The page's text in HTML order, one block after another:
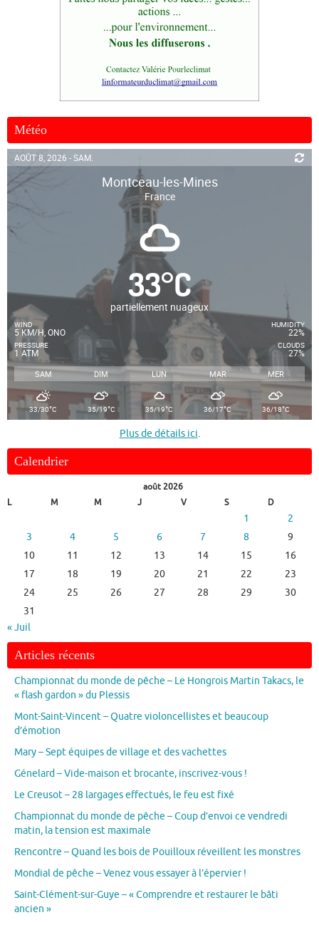
Météo
AOÛT 8, 2026 - SAM.
Montceau-les-Mines
France
33°C
partiellement nuageux
WIND
5 KM/H, ONO
PRESSURE
1 ATM
HUMIDITY
22%
CLOUDS
27%
SAM DIM LUN MAR MER
33/30°C 35/19°C 35/19°C 36/17°C 36/18°C
Plus de détails ici.
Calendrier
août 2026
L
M M J V S D
1
2
3
4 5 6 7 8
9
10
11 12 13 14 15
16
17
18 19 20 21 22
23
24
25 26 27 28 29
30
31
« Juil
Articles récents
Championnat du monde de pêche – Le Hongrois Martin Takacs, le
« flash gardon » du Plessis
Mont-Saint-Vincent – Quatre violoncellistes et beaucoup
d’émotion
Mary – Sept équipes de village et des vachettes
Génelard – Vide-maison et brocante, inscrivez-vous !
Le Creusot – 28 largages effectués, le feu est fixé
Championnat du monde de pêche – Coup d’envoi ce vendredi
matin, la tension est maximale
Rencontre – Quand les bois de Pouilloux réveillent les monstres
Mondial de pêche – Venez vous essayer à l’épervier !
Saint-Clément-sur-Guye – « Comprendre et restaurer le bâti
ancien »